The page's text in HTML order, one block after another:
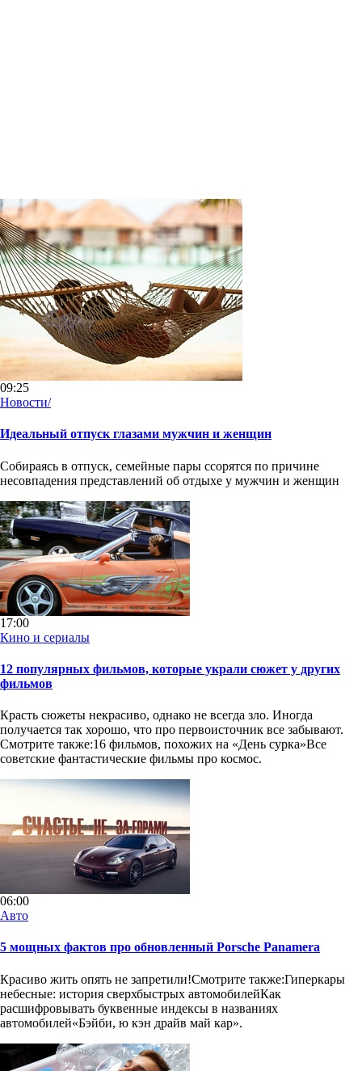
09:25
Новости/
Идеальный отпуск глазами мужчин и женщин
Собираясь в отпуск, семейные пары ссорятся по причине
несовпадения представлений об отдыхе у мужчин и женщин
17:00
Кино и сериалы
12 популярных фильмов, которые украли сюжет у других
фильмов
Красть сюжеты некрасиво, однако не всегда зло. Иногда
получается так хорошо, что про первоисточник все забывают.
Смотрите также:16 фильмов, похожих на «День сурка»Все
советские фантастические фильмы про космос.
06:00
Авто
5 мощных фактов про обновленный Porsche Panamera
Красиво жить опять не запретили!Смотрите также:Гиперкары
небесные: история сверхбыстрых автомобилейКак
расшифровывать буквенные индексы в названиях
автомобилей«Бэйби, ю кэн драйв май кар».